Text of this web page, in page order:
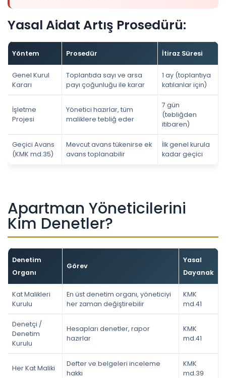
Yasal Aidat Artış Prosedürü:
Yöntem Prosedür İtiraz Süresi
Genel Kurul
Kararı
Toplantıda sayı ve arsa
payı çoğunluğu ile karar
1 ay (toplantıya
katılanlar için)
İşletme
Projesi
Yönetici hazırlar, tüm
maliklere tebliğ eder
7 gün
(tebliğden
itibaren)
Geçici Avans
(KMK md.35)
Mevcut avans tükenirse ek
avans toplanabilir
İlk genel kurula
kadar geçici
Apartman Yöneticilerini
Kim Denetler?
Denetim
Organı
Görev
Yasal
Dayanak
Kat Malikleri
Kurulu
En üst denetim organı, yöneticiyi
her zaman değiştirebilir
KMK
md.41
Denetçi /
Denetim
Kurulu
Hesapları denetler, rapor
hazırlar
KMK
md.41
Her Kat Maliki
Defter ve belgeleri inceleme
hakkı
KMK
md.39